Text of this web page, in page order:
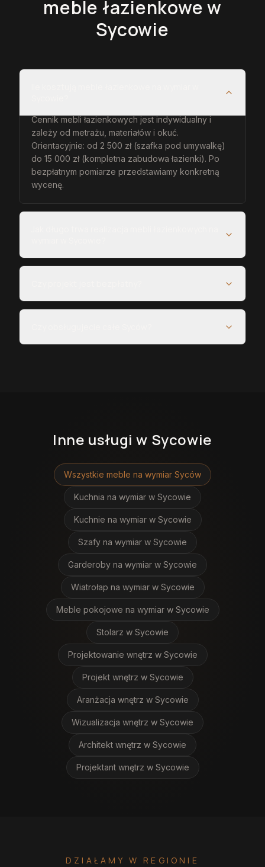
meble łazienkowew
Sycowie
Cennik mebli łazienkowych jest indywidualny i
zależy od metrażu, materiałów i okuć.
Orientacyjnie: od 2 500 zł (szafka pod umywalkę)
do 15 000 zł (kompletna zabudowa łazienki). Po
bezpłatnym pomiarze przedstawiamy konkretną
wycenę.
Inne usługiw Sycowie
Wszystkie meble na wymiar Syców
Kuchnia na wymiar w Sycowie
Kuchnie na wymiar w Sycowie
Szafy na wymiar w Sycowie
Garderoby na wymiar w Sycowie
Wiatrołap na wymiar w Sycowie
Meble pokojowe na wymiar w Sycowie
Stolarz w Sycowie
Projektowanie wnętrz w Sycowie
Projekt wnętrz w Sycowie
Aranżacja wnętrz w Sycowie
Wizualizacja wnętrz w Sycowie
Architekt wnętrz w Sycowie
Projektant wnętrz w Sycowie
DZIAŁAMY W REGIONIE